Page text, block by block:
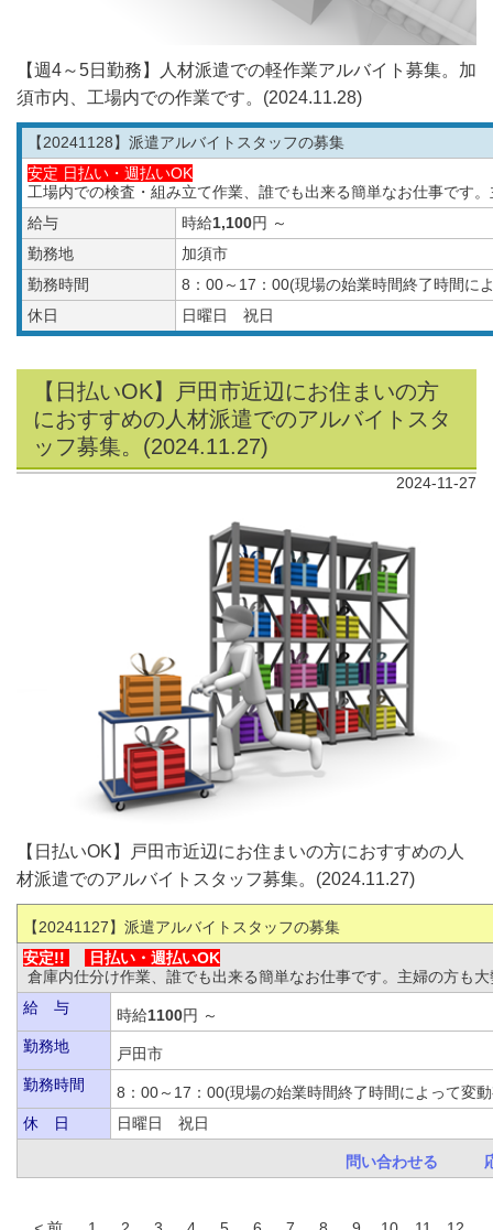
【週4～5日勤務】人材派遣での軽作業アルバイト募集。加
須市内、工場内での作業です。(2024.11.28)
【20241128】派遣アルバイトスタッフの募集
安定 日払い・週払いOK
工場内での検査・組み立て作業、誰でも出来る簡単なお仕事です
給与
時給1,100円 ～
勤務地
加須市
勤務時間
8：00～17：00(現場の始業時間終了時間に
休日
日曜日 祝日
【日払いOK】戸田市近辺にお住まいの方
におすすめの人材派遣でのアルバイトスタ
ッフ募集。(2024.11.27)
2024-11-27
【日払いOK】戸田市近辺にお住まいの方におすすめの人
材派遣でのアルバイトスタッフ募集。(2024.11.27)
【20241127】派遣アルバイトスタッフの募集
安定!!
日払い・ 週払いOK
倉庫内仕分け作業、誰でも出来る簡単なお仕事です。主婦の方も
給 与
時給1100円 ～
勤務地
戸田市
勤務時間
8：00～17：00(現場の始業時間終了時間によって
休 日
日曜日 祝日
問い合わせる